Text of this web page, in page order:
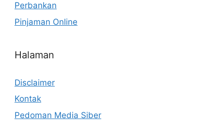
Perbankan
Pinjaman Online
Halaman
Disclaimer
Kontak
Pedoman Media Siber